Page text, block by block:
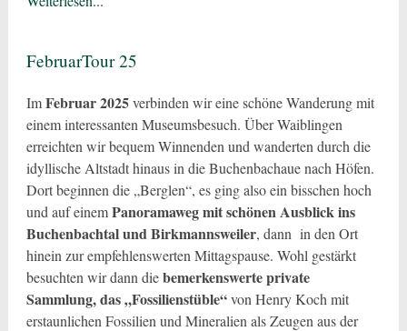
FebruarTour 25
ImFebruar 2025verbinden wir eine schöne Wanderung mit
einem interessanten Museumsbesuch. Über Waiblingen
erreichten wir bequem Winnenden und wanderten durch die
idyllische Altstadt hinaus in die Buchenbachaue nach Höfen.
Dort beginnen die „Berglen“, es ging also ein bisschen hoch
und auf einemPanoramaweg mit schönen Ausblick ins
Buchenbachtal und Birkmannsweiler, dann in den Ort
hinein zur empfehlenswerten Mittagspause. Wohl gestärkt
besuchten wir dann diebemerkenswerte private
Sammlung, das „Fossilienstüble“von Henry Koch mit
erstaunlichen Fossilien und Mineralien als Zeugen aus der